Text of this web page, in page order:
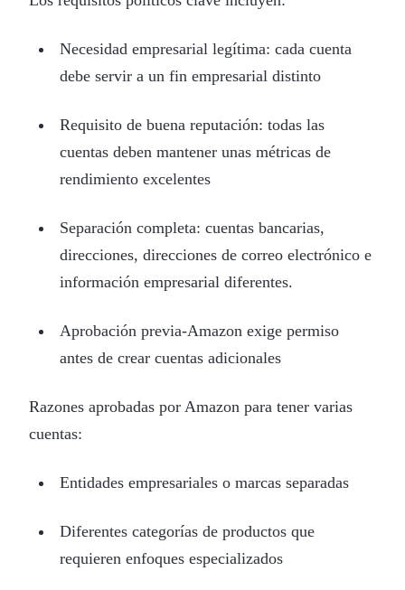
Necesidad empresarial legítima: cada cuenta
debe servir a un fin empresarial distinto
Requisito de buena reputación: todas las
cuentas deben mantener unas métricas de
rendimiento excelentes
Separación completa: cuentas bancarias,
direcciones, direcciones de correo electrónico e
información empresarial diferentes.
Aprobación previa-Amazon exige permiso
antes de crear cuentas adicionales
Razones aprobadas por Amazon para tener varias
cuentas:
Entidades empresariales o marcas separadas
Diferentes categorías de productos que
requieren enfoques especializados